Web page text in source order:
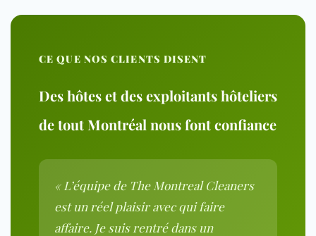
CE QUE NOS CLIENTS DISENT
Des hôtes et des exploitants hôteliers
de tout Montréal nous font confiance
« L’équipe de The Montreal Cleaners
est un réel plaisir avec qui faire
affaire. Je suis rentré dans un